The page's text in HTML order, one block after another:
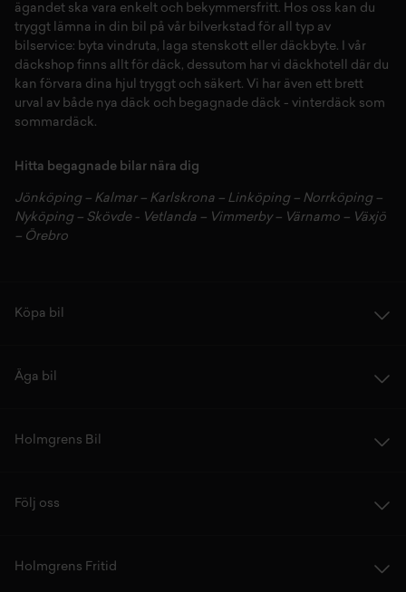
ägandet ska vara enkelt och bekymmersfritt. Hos oss kan du
tryggt lämna in din bil på vår bilverkstad för all typ av
bilservice: byta vindruta, laga stenskott eller däckbyte. I vår
däckshop finns allt för däck, dessutom har vi däckhotell där du
kan förvara dina hjul tryggt och säkert. Vi har även ett brett
urval av både nya däck och begagnade däck - vinterdäck som
sommardäck.
Hitta begagnade bilar nära dig
Jönköping– Kalmar – Karlskrona – Linköping– Norrköping–
Nyköping– Skövde- Vetlanda – Vimmerby– Värnamo – Växjö
– Örebro
Köpa bil
Äga bil
Holmgrens Bil
Följ oss
Holmgrens Fritid